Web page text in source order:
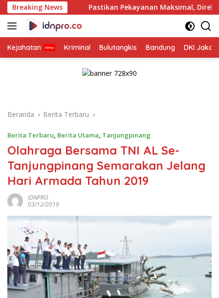
Langsung
ke
konten
Breaking News
Pastikan Pekayanan Maksimal, Direksi Jasa Raharja
Kejahatan Kriminal Bulutangkis Bandung DKI
Beranda Berita Terbaru
Berita Terbaru, Berita Utama, Tanjungpinang
Olahraga Bersama TNI AL Se-
Tanjungpinang Semarakan Jelang
Hari Armada Tahun 2019
IDNPRO
03/12/2019